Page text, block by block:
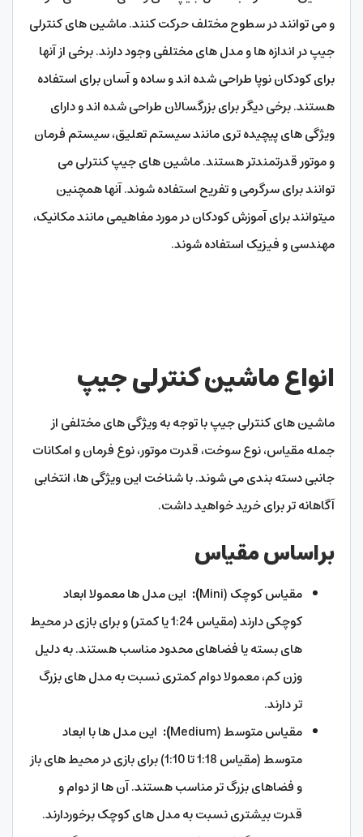
و می توانند در سطوح مختلف حرکت کنند. ماشین های کنترلی
جیپ در اندازه ها و مدل های مختلفی وجود دارند. برخی از آنها
برای کودکان نوپا طراحی شده اند و ساده و آسان برای استفاده
هستند. برخی دیگر برای بزرگسالان طراحی شده اند و دارای
ویژگی های پیچیده تری مانند سیستم تعلیق، سیستم فرمان
و موتور قدرتمندتر هستند. ماشین های جیپ کنترلی می
توانند برای سرگرمی و تفریح ​​استفاده شوند. آنها همچنین
میتوانند برای آموزش کودکان در مورد مفاهیمی مانند مکانیک،
مهندسی و فیزیک استفاده شوند.
انواع ماشین کنترلی جیپ
ماشین های کنترلی جیپ با توجه به ویژگی های مختلفی از
جمله مقیاس، نوع سوخت، قدرت موتور، نوع فرمان و امکانات
جانبی دسته بندی می شوند. با شناخت این ویژگی ها، انتخابی
آگاهانه تر برای خرید خواهید داشت.
براساس مقیاس
مقیاس کوچک (Mini ): این مدل ها معمولا ابعاد
کوچکی دارند (مقیاس 1:24 یا کمتر) و برای بازی در محیط
های بسته یا فضاهای محدود مناسب هستند. به دلیل
وزن کم، معمولا دوام کمتری نسبت به مدل های بزرگ
تر دارند.
مقیاس متوسط (Medium
): این مدل ها با ابعاد
متوسط (مقیاس 1:18 تا 1:10) برای بازی در محیط های باز
و فضاهای بزرگ تر مناسب هستند. آن ها از دوام و
قدرت بیشتری نسبت به مدل های کوچک برخوردارند.